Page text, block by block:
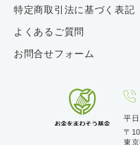
特定商取引法に基づく表記
よくあるご質問
お問合せフォーム
平
〒
東